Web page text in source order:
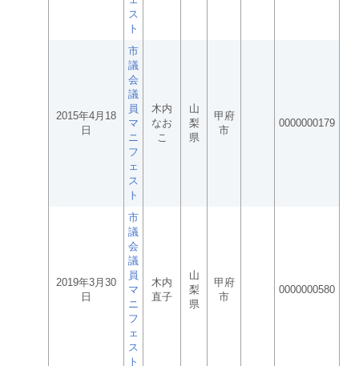
ス
ト
2015年4月18
日
市
議
会
議
員
マ
ニ
フ
ェ
ス
ト
木内
なお
こ
山
梨
県
甲府
市
0000000179
2019年3月30
日
市
議
会
議
員
マ
ニ
フ
ェ
ス
ト
木内
直子
山
梨
県
甲府
市
0000000580